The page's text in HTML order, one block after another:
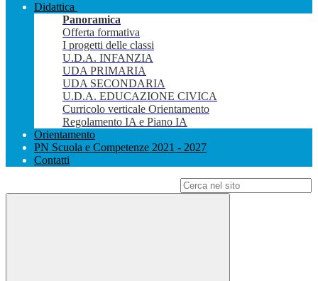
Didattica
Panoramica
Offerta formativa
I progetti delle classi
U.D.A. INFANZIA
UDA PRIMARIA
UDA SECONDARIA
U.D.A. EDUCAZIONE CIVICA
Curricolo verticale Orientamento
Regolamento IA e Piano IA
Orientamento
PN Scuola e Competenze 2021 - 2027
Contatti